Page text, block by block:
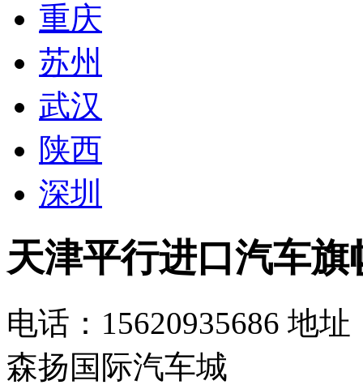
重庆
苏州
武汉
陕西
深圳
天津平行进口汽车
电话：15620935686 地址
森扬国际汽车城